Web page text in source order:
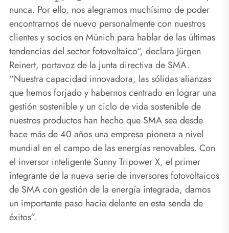
nunca. Por ello, nos alegramos muchísimo de poder
encontrarnos de nuevo personalmente con nuestros
clientes y socios en Múnich para hablar de las últimas
tendencias del sector fotovoltaico“, declara Jürgen
Reinert, portavoz de la junta directiva de SMA.
“Nuestra capacidad innovadora, las sólidas alianzas
que hemos forjado y habernos centrado en lograr una
gestión sostenible y un ciclo de vida sostenible de
nuestros productos han hecho que SMA sea desde
hace más de 40 años una empresa pionera a nivel
mundial en el campo de las energías renovables. Con
el inversor inteligente Sunny Tripower X, el primer
integrante de la nueva serie de inversores fotovoltaicos
de SMA con gestión de la energía integrada, damos
un importante paso hacia delante en esta senda de
éxitos“.